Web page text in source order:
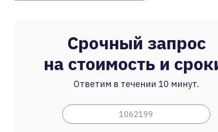
Срочный запрос
на стоимость и
Ответим в течении 10 минут.